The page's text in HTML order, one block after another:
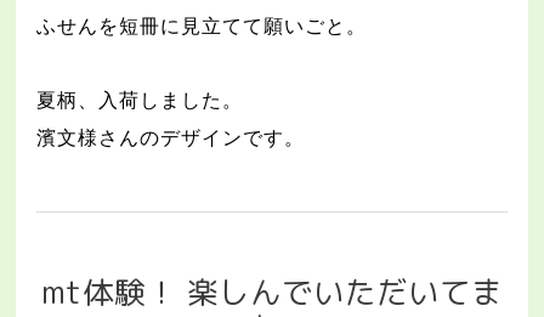
ふせんを短冊に見立てて願いごと。
夏柄、入荷しました。
濱文様さんのデザインです。
mt体験！ 楽しんでいただいてま